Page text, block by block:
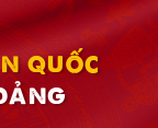
QUỐC